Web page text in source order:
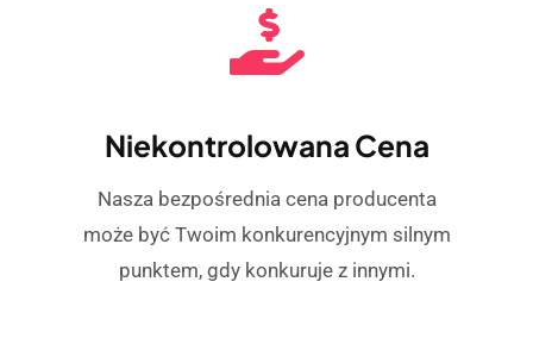
Niekontrolowana Cena
Nasza bezpośrednia cena producenta
może być Twoim konkurencyjnym silnym
punktem, gdy konkuruje z innymi.